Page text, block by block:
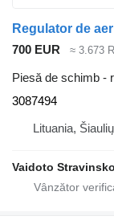
Regulator de
700 EUR
≈ 3.673
Piesă de schimb -
3087494
Lituania,
Vaidoto